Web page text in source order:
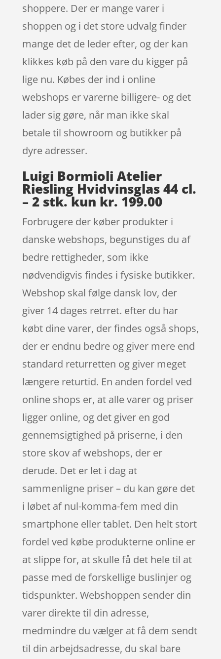
shoppere. Der er mange varer i
shoppen og i det store udvalg finder
mange det de leder efter, og der kan
klikkes køb på den vare du kigger på
lige nu. Købes der ind i online
webshops er varerne billigere- og det
lader sig gøre, når man ikke skal
betale til showroom og butikker på
dyre adresser.
Luigi Bormioli Atelier
Riesling Hvidvinsglas 44 cl.
– 2 stk. kun kr. 199.00
Forbrugere der køber produkter i
danske webshops, begunstiges du af
bedre rettigheder, som ikke
nødvendigvis findes i fysiske butikker.
Webshop skal følge dansk lov, der
giver 14 dages retrret. efter du har
købt dine varer, der findes også shops,
der er endnu bedre og giver mere end
standard returretten og giver meget
længere returtid. En anden fordel ved
online shops er, at alle varer og priser
ligger online, og det giver en god
gennemsigtighed på priserne, i den
store skov af webshops, der er
derude. Det er let i dag at
sammenligne priser – du kan gøre det
i løbet af nul-komma-fem med din
smartphone eller tablet. Den helt stort
fordel ved købe produkterne online er
at slippe for, at skulle få det hele til at
passe med de forskellige buslinjer og
tidspunkter. Webshoppen sender din
varer direkte til din adresse,
medmindre du vælger at få dem sendt
til din arbejdsadresse, du skal bare